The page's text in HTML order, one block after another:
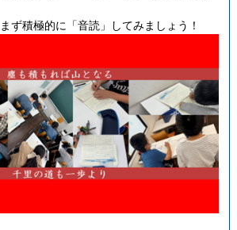
ず積極的に「音読」してみましょう！